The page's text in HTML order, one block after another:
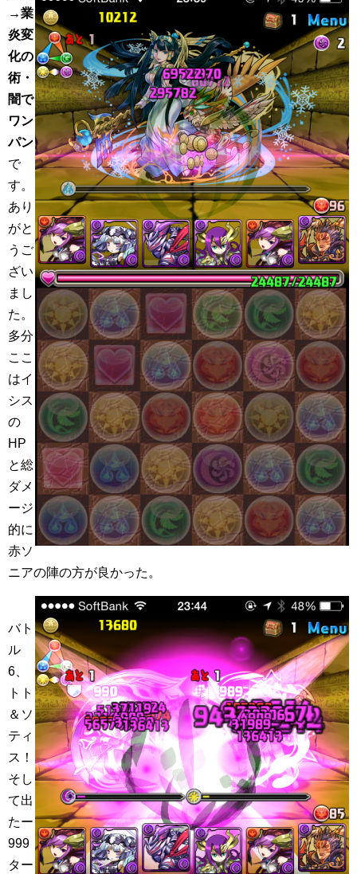
→業
炎変
化の
術・
闇で
ワン
パン
で
す。
あり
がと
うご
ざい
まし
た。
多分
ここ
はイ
シス
の
HP
と総
ダメ
ージ
的に
赤ソ
ニアの陣の方が良かった。
バト
ル
6、
トト
＆ソ
ティ
ス！
そし
て出
たー
999
ター